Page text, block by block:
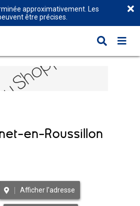
approximativement. Les
être précises.
en-Roussillon
Afficher l'adresse